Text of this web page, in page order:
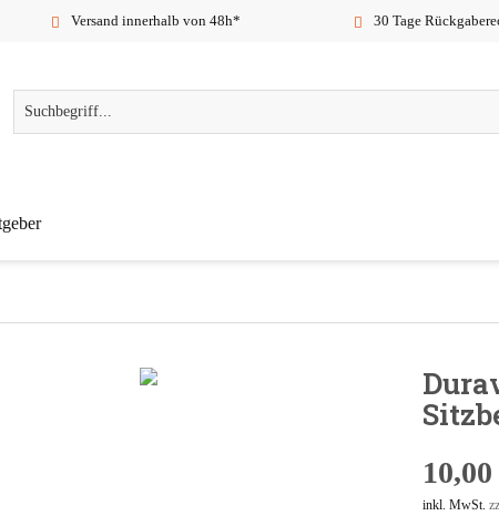
Versand innerhalb von 48h* 30 Tage
inkl. MwSt.